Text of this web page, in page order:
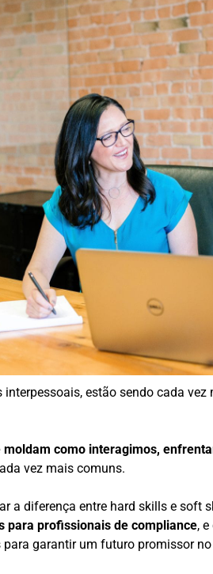
estão sendo cada
moldam como interagimos,
vez mais comuns.
a diferença entre hard skills e soft
para profissionais de compliance,
para garantir um futuro promissor